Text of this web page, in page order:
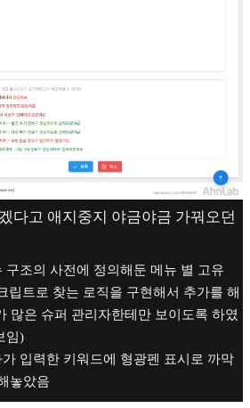
다고 애지중지 야금야금 가꿔오던
구조의 사전에 정의해둔 메뉴 별 고유
립트로 찾는 로직을 구현해서 추가를 해
많은 슈퍼 관리자한테만 보이도록 하였
임)
입력한 키워드에 형광펜 표시로 까막
놓았음